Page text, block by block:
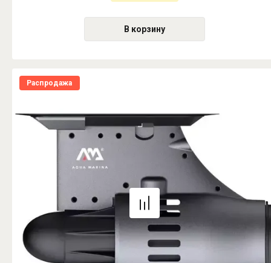
В корзину
Распродажа